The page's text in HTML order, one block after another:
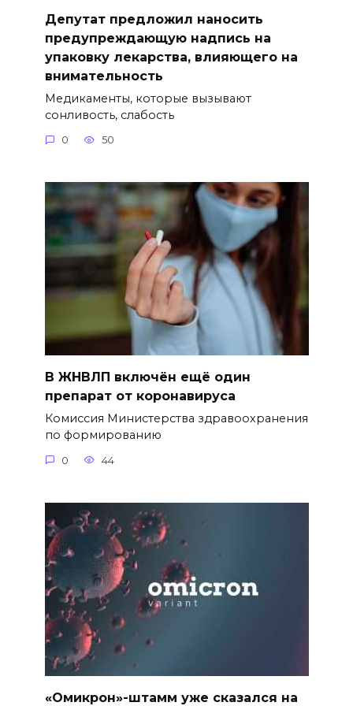
Депутат предложил наносить
предупреждающую надпись на
упаковку лекарства, влияющего на
внимательность
Медикаменты, которые вызывают
сонливость, слабость
0 50
В ЖНВЛП включён ещё один
препарат от коронавируса
Комиссия Министерства здравоохранения
по формированию
0 44
«Омикрон»-штамм уже сказался на